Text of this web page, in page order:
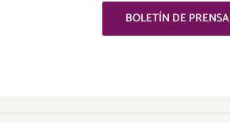
BOLETÍN DE PRENSA